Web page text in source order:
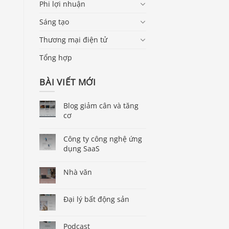
Phi lợi nhuận
Sáng tạo
Thương mại điện tử
Tổng hợp
BÀI VIẾT MỚI
Blog giảm cân và tăng
cơ
Công ty công nghệ ứng
dụng SaaS
Nhà văn
Đại lý bất động sản
Podcast